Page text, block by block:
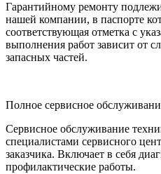
Гарантийному ремонту
нашей компании, в паспорте
соответствующая отметка с
выполнения работ зависит от
запасных частей.
Полное сервисное
Сервисное обслуживание
специалистами сервисного
заказчика. Включает в себя
профилактические работы.